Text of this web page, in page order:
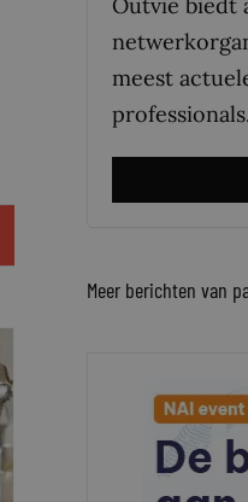
meest
Meer berichten van